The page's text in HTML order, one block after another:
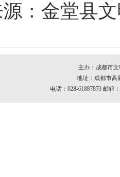
：金堂县
主办：成都市
地址：成都市高
电话：028-61887873 邮箱